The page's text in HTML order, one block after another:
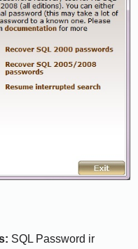
SQL Password ir